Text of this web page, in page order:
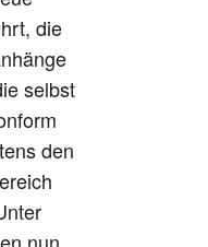
die
selbst
den
nun